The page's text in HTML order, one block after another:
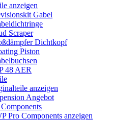
anzeigen
Gabel
Scraper
Dichtkopf
Piston
48 AER
anzeigen
Angebot
Pro Components anzeigen